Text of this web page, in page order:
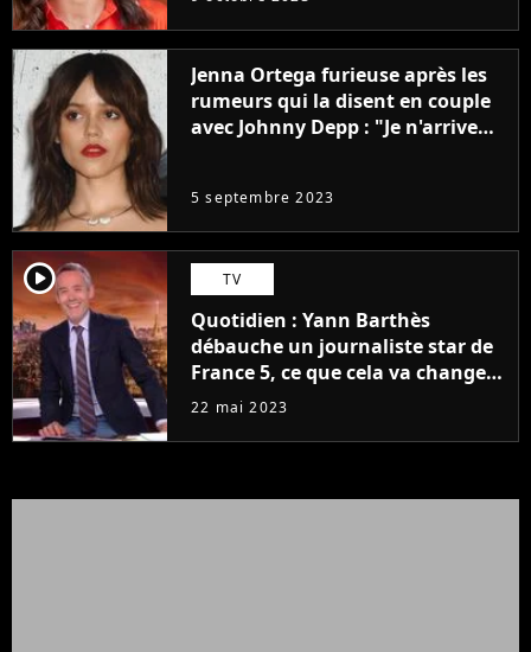
Jenna Ortega furieuse après les
rumeurs qui la disent en couple
avec Johnny Depp : "Je n'arrive
5 septembre 2023
player2 TV
Quotidien : Yann Barthès
débauche un journaliste star de
France 5, ce que cela va changer
à la rentrée
22 mai 2023